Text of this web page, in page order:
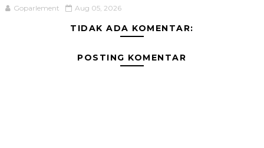
Goparlement Aug 05, 2026
TIDAK ADA KOMENTAR:
POSTING KOMENTAR